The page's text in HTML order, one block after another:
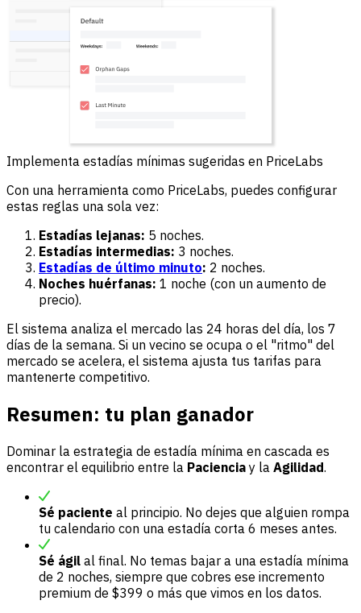
Implementa estadías mínimas sugeridas en PriceLabs
Con una herramienta como PriceLabs, puedes configurar
estas reglas una sola vez:
Estadías lejanas: 5 noches.
Estadías intermedias: 3 noches.
Estadías de último minuto: 2 noches.
Noches huérfanas: 1 noche (con un aumento de
precio).
El sistema analiza el mercado las 24 horas del día, los 7
días de la semana. Si un vecino se ocupa o el "ritmo" del
mercado se acelera, el sistema ajusta tus tarifas para
mantenerte competitivo.
Resumen: tu plan ganador
Dominar la estrategia de estadía mínima en cascada es
encontrar el equilibrio entre la Paciencia y la Agilidad.
Sé paciente al principio. No dejes que alguien rompa
tu calendario con una estadía corta 6 meses antes.
Sé ágil al final. No temas bajar a una estadía mínima
de 2 noches, siempre que cobres ese incremento
premium de $399 o más que vimos en los datos.